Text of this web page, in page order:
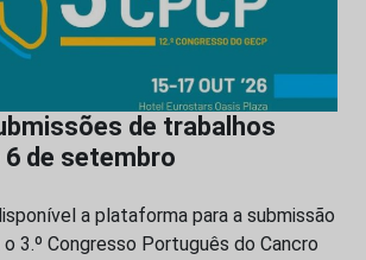
de trabalhos
de setembro
a plataforma para a submissão
3.º Congresso Português do Cancro